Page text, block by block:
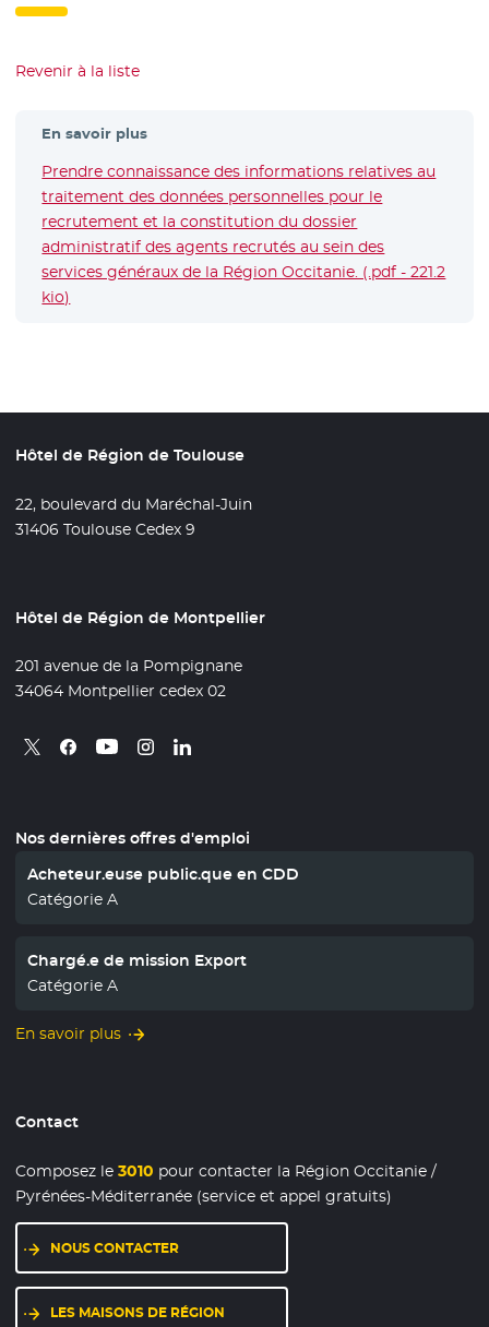
Revenir à la liste
En savoir plus
Prendre connaissance des informations relatives au
traitement des données personnelles pour le
recrutement et la constitution du dossier
administratif des agents recrutés au sein des
services généraux de la Région Occitanie. (.pdf - 221.2
kio)
Hôtel de Région de Toulouse
22, boulevard du Maréchal-Juin
31406 Toulouse Cedex 9
Hôtel de Région de Montpellier
201 avenue de la Pompignane
34064 Montpellier cedex 02
Retrouvez nous sur X
- Nouvelle fenêtre
Retrouvez nous sur Facebook
- Nouvelle fenêtre
Retrouvez nous sur Youtube
- Nouvelle fenêtre
Retrouvez nous sur Instagram
- Nouvelle fenêtre
Retrouvez nous sur Linkedin
- Nouvelle fenêtre
Nos dernières offres d'emploi
Acheteur.euse public.que en CDD
Catégorie A
Chargé.e de mission Export
Catégorie A
En savoir plus
Contact
Composez le3010 pour contacter la Région Occitanie /
Pyrénées-Méditerranée (service et appel gratuits)
NOUS CONTACTER
LES MAISONS DE RÉGION